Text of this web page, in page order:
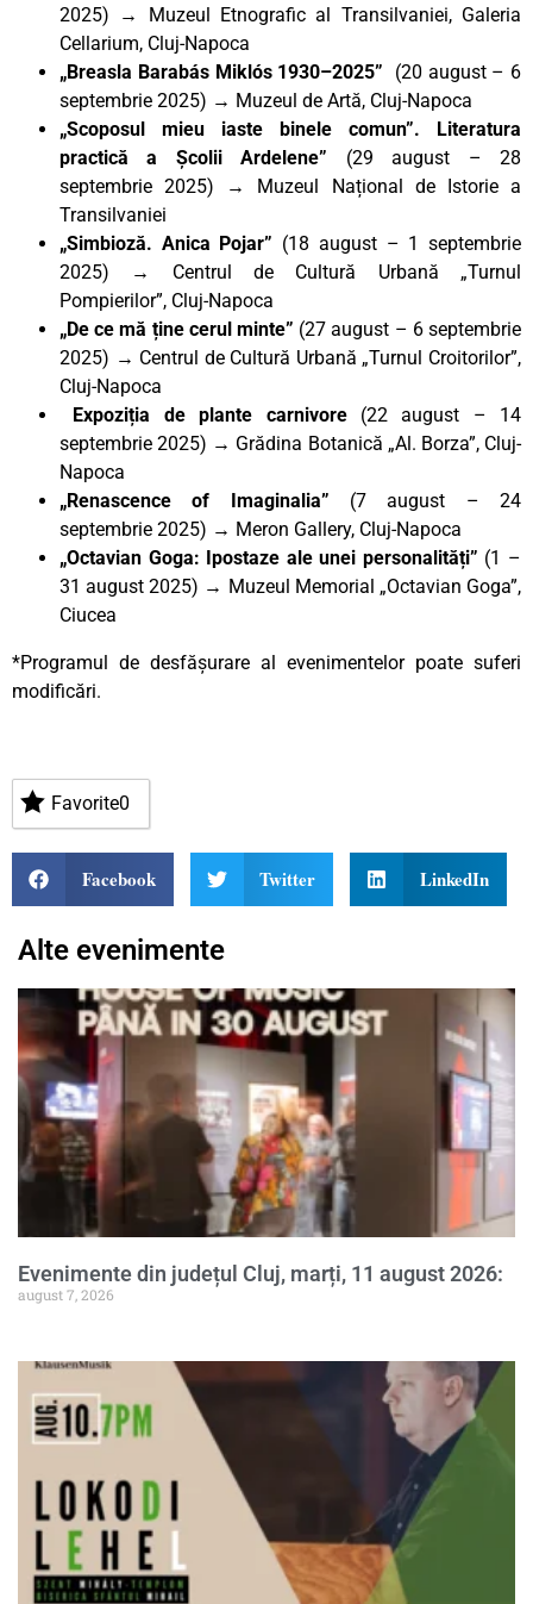
2025)
→ Muzeul Etnografic al Transilvaniei, Galeria
Cellarium, Cluj-Napoca
„Breasla Barabás Miklós 1930–2025” (20 august – 6
septembrie 2025) → Muzeul de Artă, Cluj-Napoca
„Scoposul mieu iaste binele comun”. Literatura
practică a Școlii Ardelene” (29 august – 28
septembrie 2025) → Muzeul Național de Istorie a
Transilvaniei
„Simbioză. Anica Pojar” (18 august – 1 septembrie
2025) → Centrul de Cultură Urbană „Turnul
Pompierilor”, Cluj-Napoca
„De ce mă ține cerul minte” (27 august – 6 septembrie
2025) → Centrul de Cultură Urbană „Turnul Croitorilor”,
Cluj-Napoca
Expoziția de plante carnivore(22 august – 14
septembrie 2025) → Grădina Botanică „Al. Borza”, Cluj-
Napoca
„Renascence of Imaginalia” (7 august – 24
septembrie 2025) → Meron Gallery, Cluj-Napoca
„Octavian Goga: Ipostaze ale unei personalități” (1 –
31 august 2025) → Muzeul Memorial „Octavian Goga”,
Ciucea
*Programul de desfășurare al evenimentelor poate suferi
modificări.
Favorite0
Facebook Twitter LinkedIn
Alte evenimente
Evenimente din județul Cluj, marți, 11 august 2026:
august 7, 2026